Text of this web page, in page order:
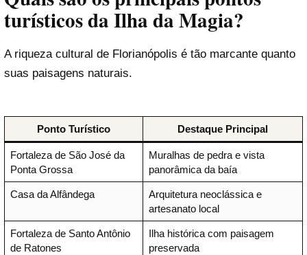
turísticos da Ilha da Magia?
A riqueza cultural de Florianópolis é tão marcante quanto
suas paisagens naturais.
Ponto Turístico Destaque Principal
Fortaleza de São José da
Ponta Grossa
Muralhas de pedra e vista
panorâmica da baía
Casa da Alfândega
Arquitetura neoclássica e
artesanato local
Fortaleza de Santo Antônio
de Ratones
Ilha histórica com paisagem
preservada